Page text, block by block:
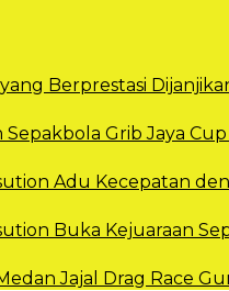
Berprestasi
Grib Jaya
Adu Kecepatan
Buka Kejuaraan
Jajal Drag Race